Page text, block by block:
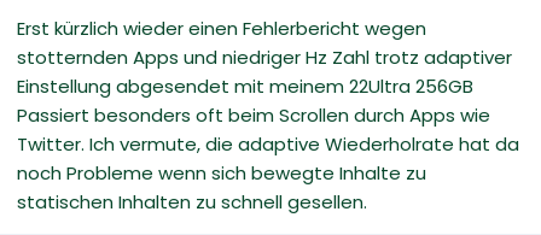
Erst kürzlich wieder einen Fehlerbericht wegen
stotternden Apps und niedriger Hz Zahl trotz adaptiver
Einstellung abgesendet mit meinem 22Ultra 256GB
Passiert besonders oft beim Scrollen durch Apps wie
Twitter. Ich vermute, die adaptive Wiederholrate hat da
noch Probleme wenn sich bewegte Inhalte zu
statischen Inhalten zu schnell gesellen.